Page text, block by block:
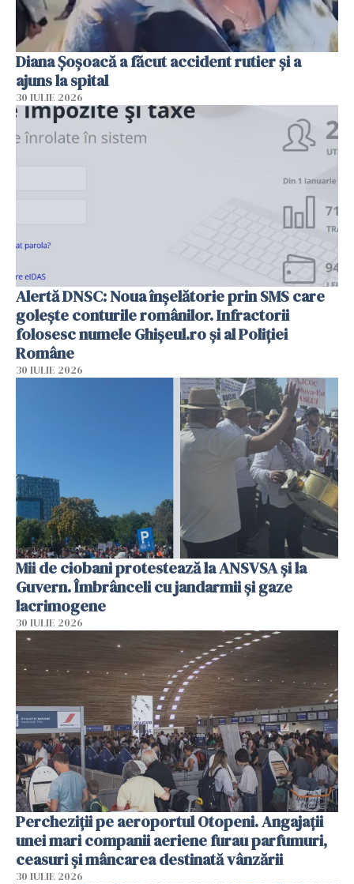
Diana Șoșoacă a făcut accident rutier și a
ajuns la spital
30 IULIE 2026
Alertă DNSC: Noua înșelătorie prin SMS care
golește conturile românilor. Infractorii
folosesc numele Ghișeul.ro și al Poliției
Române
30 IULIE 2026
Mii de ciobani protestează la ANSVSA și la
Guvern. Îmbrânceli cu jandarmii și gaze
lacrimogene
30 IULIE 2026
Percheziții pe aeroportul Otopeni. Angajații
unei mari companii aeriene furau parfumuri,
ceasuri și mâncarea destinată vânzării
30 IULIE 2026